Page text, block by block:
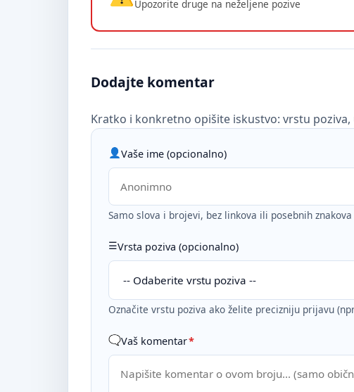
Upozorite druge na neželjene pozive
Dodajte komentar
Kratko i konkretno opišite iskustvo: vrstu
Vaše ime (opcionalno)
Samo slova i brojevi, bez linkova ili posebnih znakova
Vrsta poziva (opcionalno)
Označite vrstu poziva ako želite precizniju prijavu
Vaš komentar*